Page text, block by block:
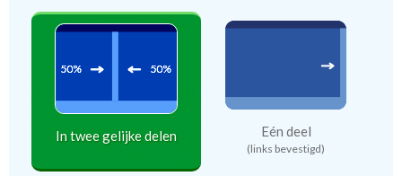
In twee gelijke delen Eén deel
(links bevestigd)